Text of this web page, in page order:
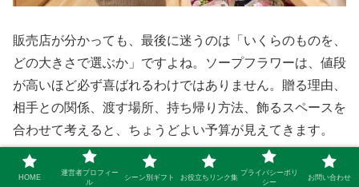
販売店が分かっても、最後に迷うのは「いくらのものを、
どの大きさで選ぶか」ですよね。ソープフラワーは、値段
が高いほど必ず喜ばれるわけではありません。贈る理由、
相手との関係、渡す場所、持ち帰り方法、飾るスペースを
合わせて考えると、ちょうどよい予算が見えてきます。
たとえば、職場で個人的なお礼として大きなブーケを渡す
HOME
運営者プロフィー
ル
シーン別ギフト お役立ちリンク集
プライバシーポリ
シー
お問い合わせ